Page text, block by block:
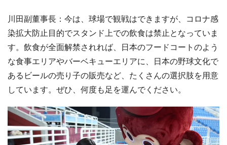
川田副董事長：今は、球場で観戦はできますが、コロナ感
染拡大防止目的でスタンド上での飲食は禁止となっていま
す。飲食が全面解禁されれば、日本のフードコートのよう
な食事エリアやバーベキューエリアに、日本の野球文化で
あるビールの売り子の販売など、たくさんの選択肢を用意
しています。ぜひ、何度も足を運んでください。